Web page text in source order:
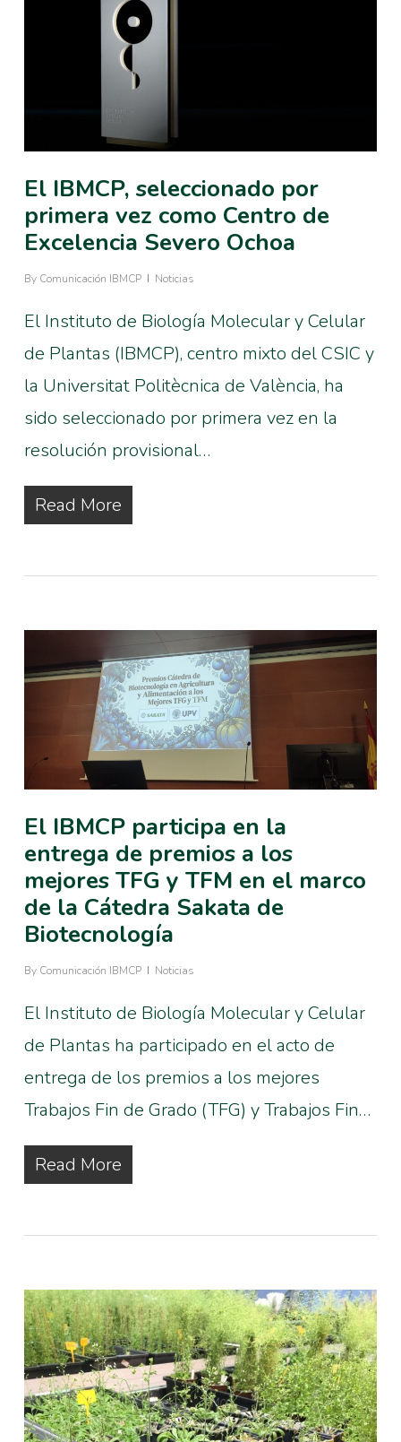
El IBMCP, seleccionado por
primera vez como Centro de
Excelencia Severo Ochoa
By Comunicación IBMCP Noticias
El Instituto de Biología Molecular y Celular
de Plantas (IBMCP), centro mixto del CSIC y
la Universitat Politècnica de València, ha
sido seleccionado por primera vez en la
resolución provisional…
Read More
El IBMCP participa en la
entrega de premios a los
mejores TFG y TFM en el marco
de la Cátedra Sakata de
Biotecnología
By Comunicación IBMCP Noticias
El Instituto de Biología Molecular y Celular
de Plantas ha participado en el acto de
entrega de los premios a los mejores
Trabajos Fin de Grado (TFG) y Trabajos Fin…
Read More